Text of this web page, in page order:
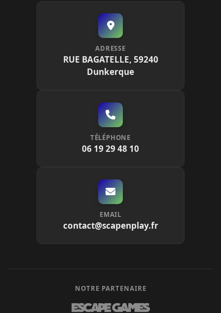
ADRESSE
RUE BAGATELLE, 59240
Dunkerque
TÉLÉPHONE
06 19 29 48 10
EMAIL
contact@scapenplay.fr
NOTRE PARTENAIRE